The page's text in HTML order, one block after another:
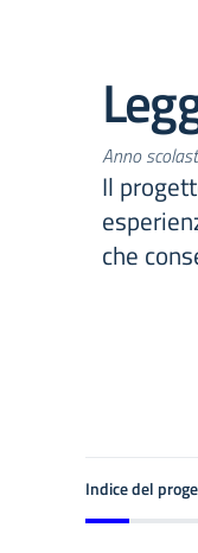
Anno
Il
che
Indice del